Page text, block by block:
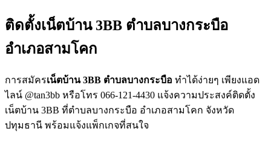
ติดตั้งเน็ตบ้าน 3BB ตำบลบางกระบือ
อำเภอสามโคก
การสมัครเน็ตบ้าน 3BB ตำบลบางกระบือ ทำได้ง่ายๆ เพียงแอด
ไลน์ @tan3bb หรือโทร 066-121-4430 แจ้งความประสงค์ติดตั้ง
เน็ตบ้าน 3BB ที่ตำบลบางกระบือ อำเภอสามโคก จังหวัด
ปทุมธานี พร้อมแจ้งแพ็กเกจที่สนใจ